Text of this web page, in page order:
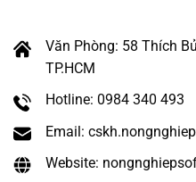
Văn Phòng: 58 Thích
TP.HCM
Hotline: 0984 340 493
Email:
Website: